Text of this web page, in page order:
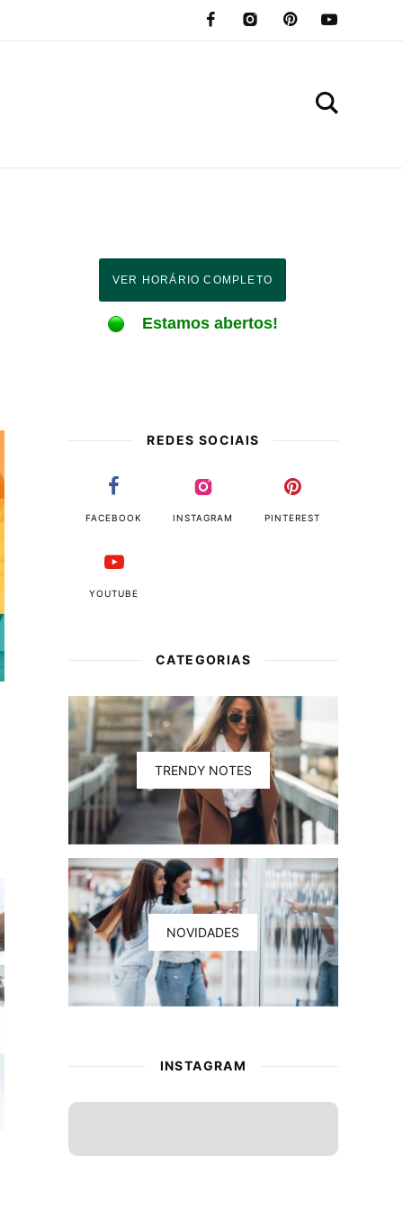
VER HORÁRIO COMPLETO
Estamos abertos!
REDES SOCIAIS
FACEBOOK INSTAGRAM PINTEREST
YOUTUBE
CATEGORIAS
TRENDY NOTES
NOVIDADES
INSTAGRAM